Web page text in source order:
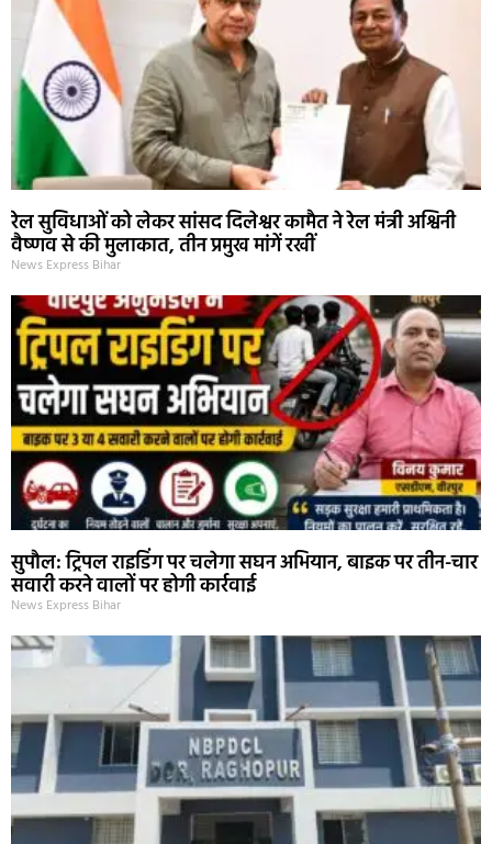
रेल सुविधाओं को लेकर सांसद दिलेश्वर कामैत ने रेल मंत्री अश्विनी
वैष्णव से की मुलाकात, तीन प्रमुख मांगें रखीं
News Express Bihar
सुपौल: ट्रिपल राइडिंग पर चलेगा सघन अभियान, बाइक पर तीन-चार
सवारी करने वालों पर होगी कार्रवाई
News Express Bihar